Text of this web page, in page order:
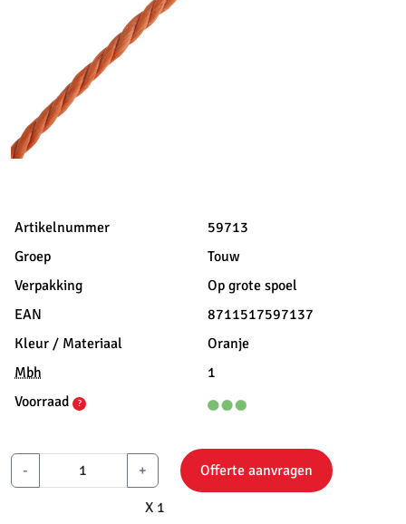
Artikelnummer
59713
Groep
Touw
Verpakking
Op grote spoel
EAN
8711517597137
Kleur / Materiaal
Oranje
Mbh
1
Voorraad
?
- +
X 1
Offerte aanvragen